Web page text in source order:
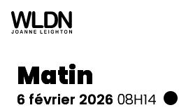
Matin
6 février 2026 08H14